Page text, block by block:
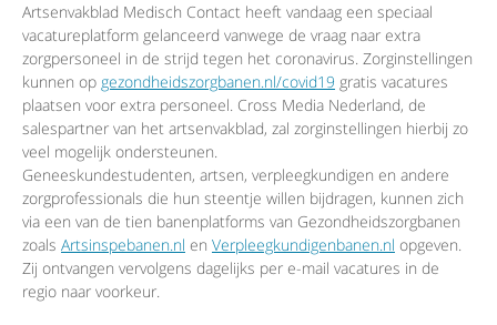
Artsenvakblad Medisch Contact heeft vandaag een speciaal
vacatureplatform gelanceerd vanwege de vraag naar extra
zorgpersoneel in de strijd tegen het coronavirus. Zorginstellingen
kunnen op gezondheidszorgbanen.nl/covid19 gratis vacatures
plaatsen voor extra personeel. Cross Media Nederland, de
salespartner van het artsenvakblad, zal zorginstellingen hierbij zo
veel mogelijk ondersteunen.
Geneeskundestudenten, artsen, verpleegkundigen en andere
zorgprofessionals die hun steentje willen bijdragen, kunnen zich
via een van de tien banenplatforms van Gezondheidszorgbanen
zoals Artsinspebanen.nl en Verpleegkundigenbanen.nl opgeven.
Zij ontvangen vervolgens dagelijks per e-mail vacatures in de
regio naar voorkeur.